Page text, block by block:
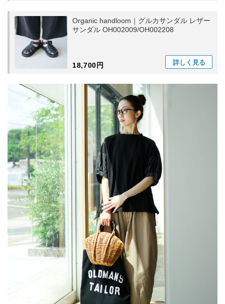
Organic handloom｜グルカサンダル レザー
サンダル OH002009/OH002208
18,700円 詳しく 見る